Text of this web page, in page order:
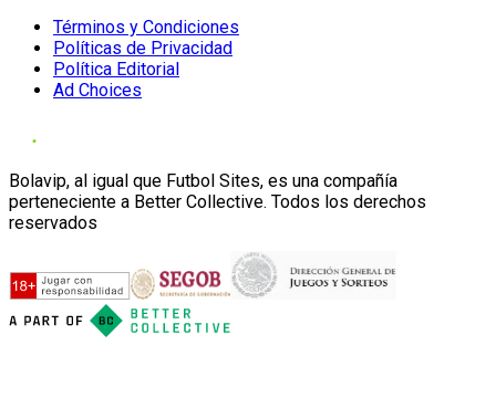
Términos y Condiciones
Políticas de Privacidad
Política Editorial
Ad Choices
Bolavip, al igual que Futbol Sites, es una compañía
perteneciente a Better Collective. Todos los derechos
reservados